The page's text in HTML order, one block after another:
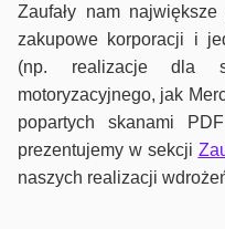
Zaufały nam
zakupowe korporacji i
(np. realizacje dla
motoryzacyjnego, jak
popartych skanami
prezentujemy w sekcji
naszych realizacji